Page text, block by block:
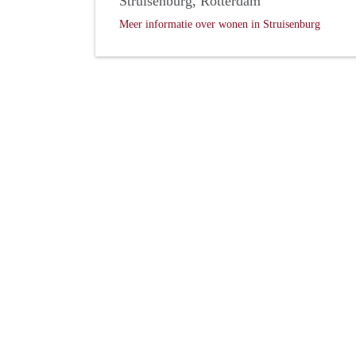
Meer informatie over wonen in Struisenburg